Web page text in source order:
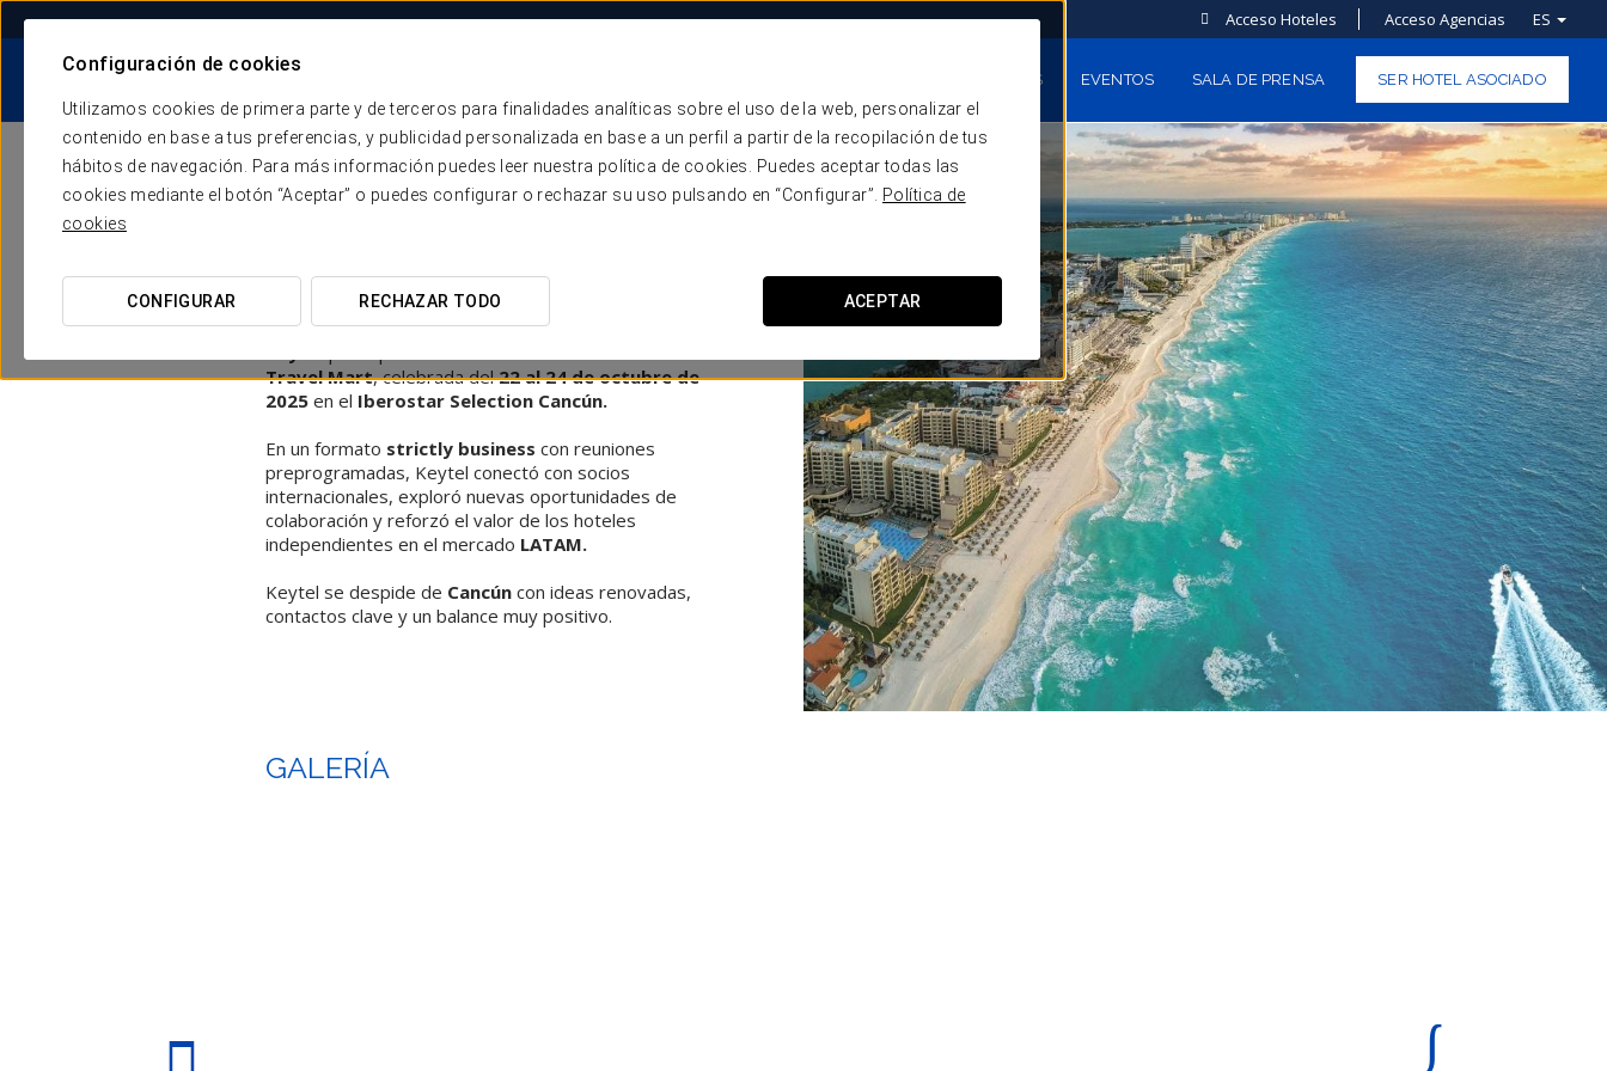
Configuración de cookies
Utilizamos cookies de primera parte y de terceros para finalidades analíticas sobre el uso de la web, personalizar el
contenido en base a tus preferencias, y publicidad personalizada en base a un perfil a partir de la recopilación de tus
hábitos de navegación. Para más información puedes leer nuestra política de cookies. Puedes aceptar todas las
cookies mediante el botón “Aceptar” o puedes configurar o rechazar su uso pulsando en “Configurar”.
Política de
cookies
CONFIGURAR RECHAZAR TODO ACEPTAR
Acceso Hoteles Acceso Agencias ES
Comercialización y ventas
Formación
Tecnología
Marketing y comunicación
Sostenibilidad
COLECCIONES EVENTOS SALA DE PRENSA SER HOTEL ASOCIADO
MART 2025
Travel Mart, celebrada del22 al 24 de octubre de
2025 en el Iberostar Selection Cancún.
En un formato strictly business con reuniones
preprogramadas, Keytel conectó con socios
internacionales, exploró nuevas oportunidades de
colaboración y reforzó el valor de los hoteles
independientes en el mercado LATAM.
Keytel se despide de Cancún con ideas renovadas,
contactos clave y un balance muy positivo.
GALERÍA